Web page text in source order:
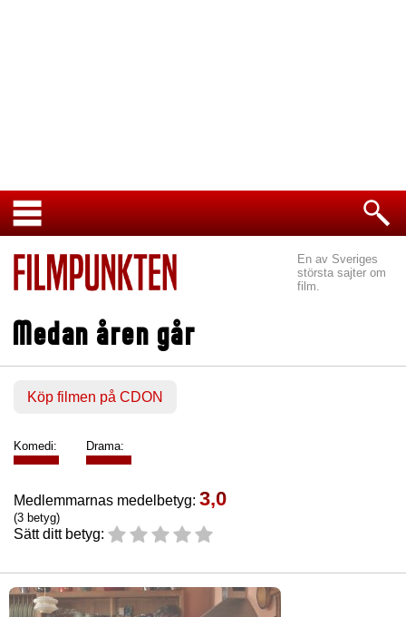
En av Sveriges
största sajter om
film.
Medan åren går
Köp filmen på CDON
Komedi: Drama:
Medlemmarnas medelbetyg: 3,0
(3 betyg)
Sätt ditt betyg: